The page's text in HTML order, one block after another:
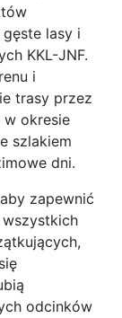
lasy i
KKL-JNF.
i
trasy przez
w okresie
szlakiem
dni.
zapewnić
odcinków